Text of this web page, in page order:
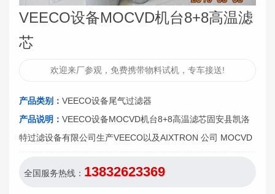
VEECO设备MOCVD机台8+8高温滤
芯
欢迎来厂参观，免费携带物料试机，专车接送!
产品类别： VEECO设备尾气过滤器
产品说明： VEECO设备MOCVD机台8+8高温滤芯固安县凯洛
特过滤设备有限公司生产VEECO以及AIXTRON 公司 MOCVD
全国服务热线： 13832623369